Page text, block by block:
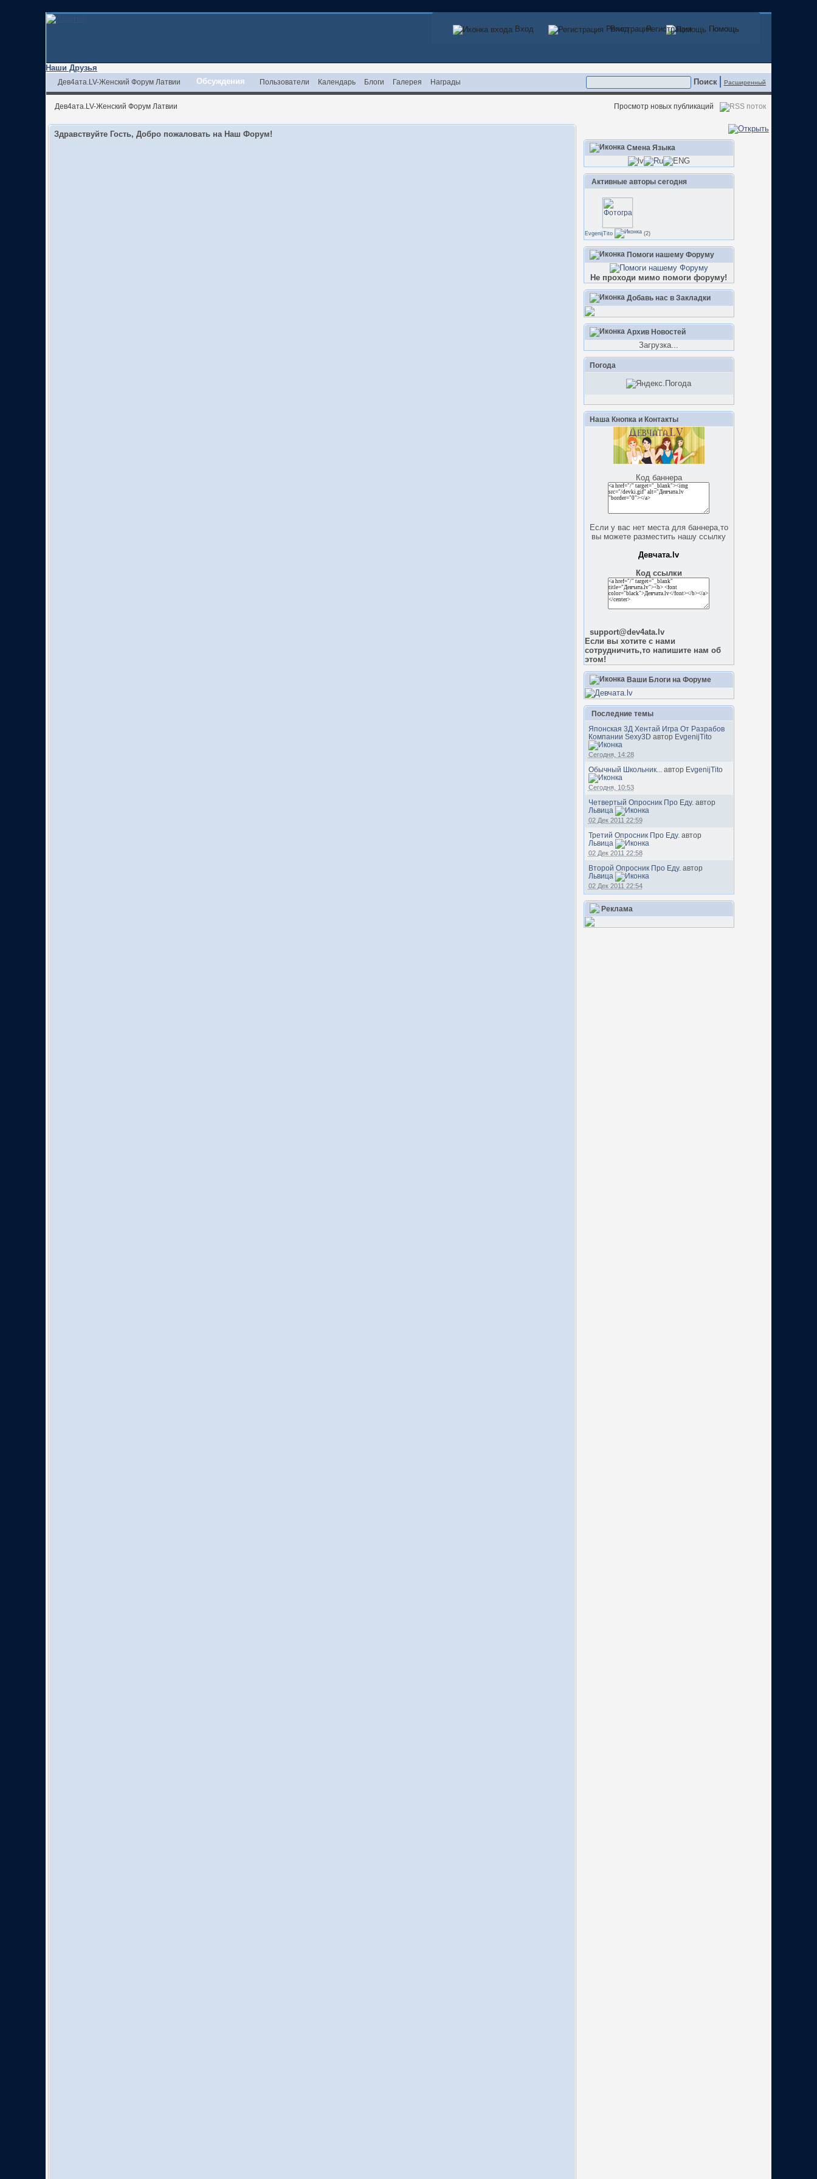
Вход Регистрация Помощь
Вход Регистрация Помощь
Наши Друзья
Расширенный
Дев4ата.LV-Женский Форум Латвии Обсуждения Пользователи Календарь Блоги Галерея Награды
Дев4ата.LV-Женский Форум Латвии Просмотр новых публикаций
Смена Языка
Активные авторы сегодня
EvgenijTito (2)
Помоги нашему Форуму
Не проходи мимо помоги форуму!
Добавь нас в Закладки
Архив Новостей
Загрузка...
Погода
Наша Кнопка и Контакты
Код баннера
Если у вас нет места для баннера,то
вы можете разместить нашу ссылку
Девчата.lv
Код ссылки
support@dev4ata.lv
Если вы хотите с нами
сотрудничить,то напишите нам об
этом!
Ваши Блоги на Форуме
Последние темы
Японская 3Д Хентай Игра От Разрабов
Компании Sexy3D автор EvgenijTito
Сегодня, 14:28
Обычный Школьник... автор EvgenijTito
Сегодня, 10:53
Четвертый Опросник Про Еду. автор
Львица
02 Дек 2011 22:59
Третий Опросник Про Еду. автор
Львица
02 Дек 2011 22:58
Второй Опросник Про Еду. автор
Львица
02 Дек 2011 22:54
Реклама
Здравствуйте Гость, Добро пожаловать на Наш Форум!